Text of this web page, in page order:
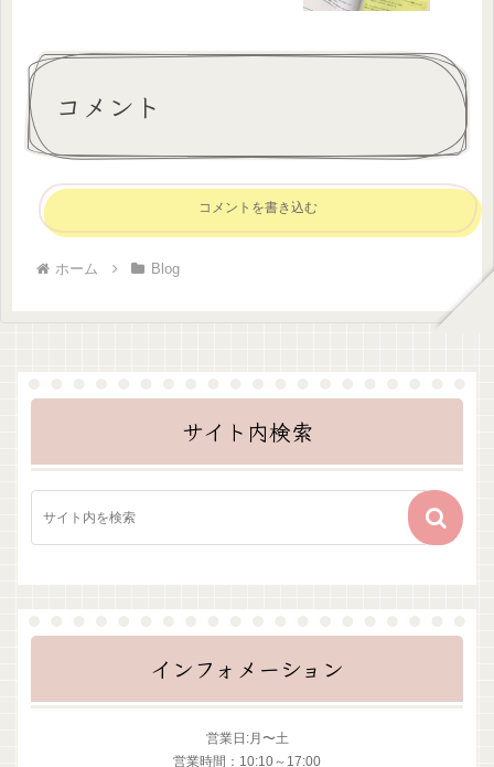
コメント
コメントを書き込む
ホーム Blog
サイト内検索
インフォメーション
営業日:月〜土
営業時間：10:10～17:00